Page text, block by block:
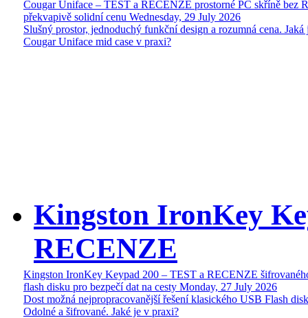
Cougar Uniface – TEST a RECENZE prostorné PC skříně bez
překvapivě solidní cenu Wednesday, 29 July 2026
Slušný prostor, jednoduchý funkční design a rozumná cena. Jaká
Cougar Uniface mid case v praxi?
Kingston IronKey
RECENZE
Kingston IronKey Keypad 200 – TEST a RECENZE
flash disku pro bezpečí dat na cesty Monday, 27 July 2026
Dost možná nejpropracovanější řešení klasického USB Flash
Odolné a šifrované. Jaké je v praxi?